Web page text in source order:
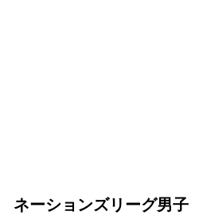
ネーションズリーグ男子